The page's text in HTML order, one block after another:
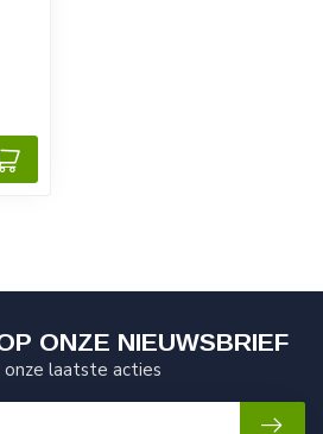
ONZE NIEUWSBRIEF
laatste acties